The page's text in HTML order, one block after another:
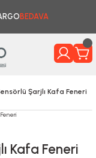
BEDAVA
Şarjlı Kafa Feneri
Kafa Feneri